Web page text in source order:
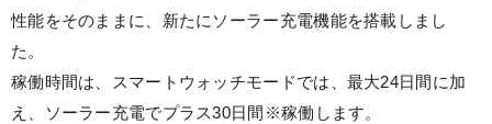
性能をそのままに、新たにソーラー充電機能を搭載しまし
た。
稼働時間は、スマートウォッチモードでは、最大24日間に加
え、ソーラー充電でプラス30日間※稼働します。